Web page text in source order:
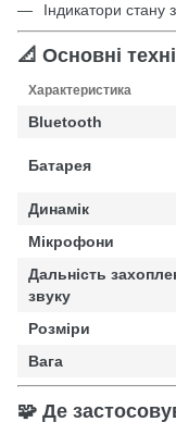
Індикатори стану
📐 Основні
Характеристика
Bluetooth
Батарея
Динамік
Мікрофони
Дальність
звуку
Розміри
Вага
🧩 Де